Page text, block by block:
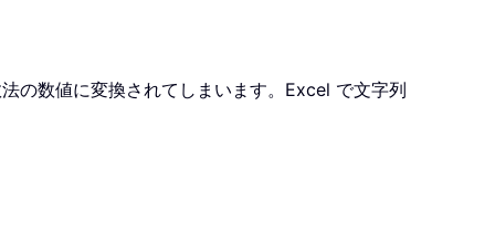
の数値に変換されてしまいます。Excel で文字列